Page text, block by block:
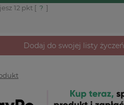
12 pkt [ ? ]
Dodaj do swojej listy życzeń